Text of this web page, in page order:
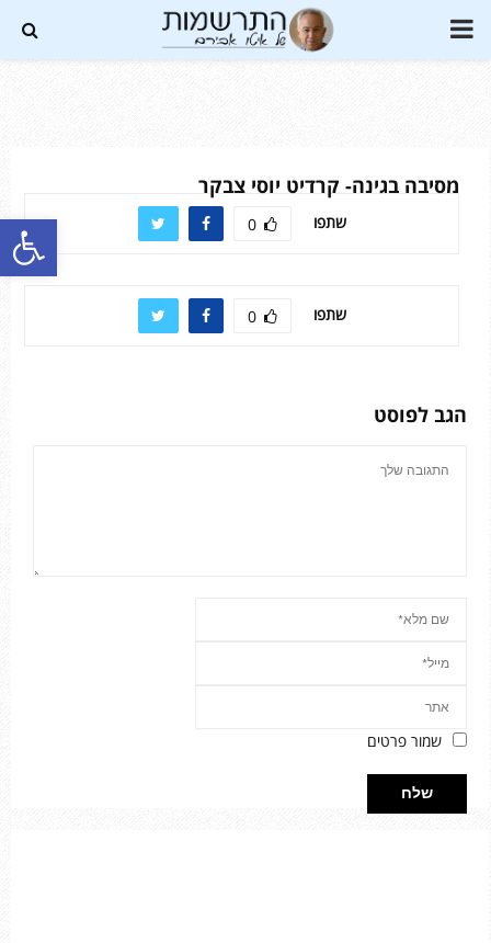
פתח סרגל נגישות
PRIMARY
מסיבה בגינה- קרדיט יוסי צבקר
שתפו 0
שתפו 0
הגב לפוסט
שמור פרטים